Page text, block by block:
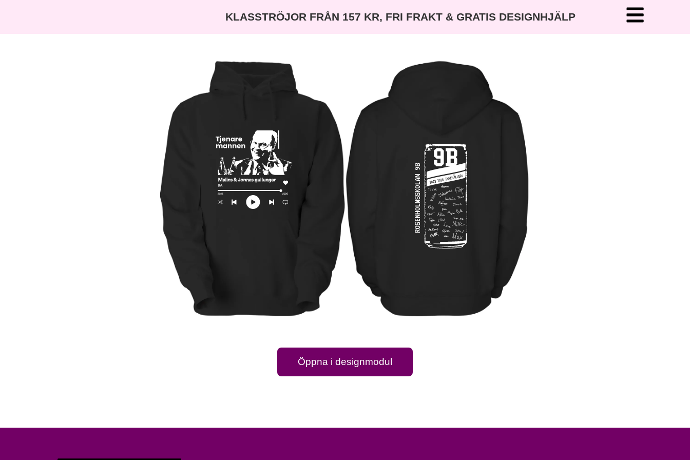
KLASSTRÖJOR FRÅN 157 KR, FRI FRAKT & GRATIS DESIGNHJÄLP
Öppna i designmodul